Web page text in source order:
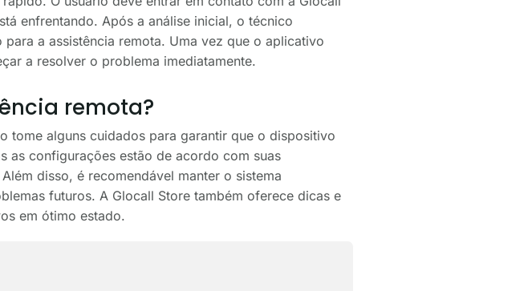
enfrentando. Após a análise inicial, o técnico
a assistência remota. Uma vez que o aplicativo
a resolver o problema imediatamente.
remota?
tome alguns cuidados para garantir que o dispositivo
as configurações estão de acordo com suas
disso, é recomendável manter o sistema
futuros. A Glocall Store também oferece dicas e
em ótimo estado.